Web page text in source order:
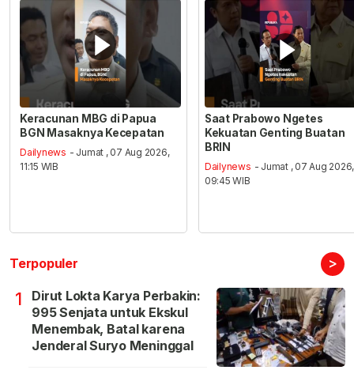
Keracunan MBG di Papua
BGN Masaknya Kecepatan
Dailynews - Jumat , 07 Aug 2026,
11:15 WIB
Saat Prabowo Ngetes
Kekuatan Genting Buatan
BRIN
Dailynews - Jumat , 07 Aug 2026,
09:45 WIB
Terpopuler >
1
Dirut Lokta Karya Perbakin:
995 Senjata untuk Ekskul
Menembak, Batal karena
Jenderal Suryo Meninggal